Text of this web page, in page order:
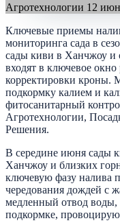
Агротехнологии 12
Ключевые приемы
мониторинга сада в
сады киви в Ханчжоу и
входят в ключевое
корректировки кроны.
подкормку калием и
фитосанитарный
Агротехнологии,
Решения.
В середине июня сады
Ханчжоу и близких
ключевую фазу налива
чередования дождей с
медленный отвод воды,
подкормке,